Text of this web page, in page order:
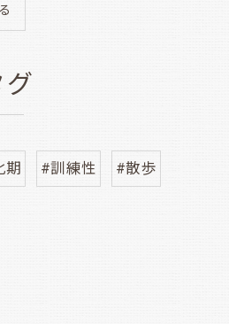
グ
期 #訓練性 #散歩